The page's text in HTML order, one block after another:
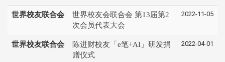
世界校友联合会
世界校友会联合会 第13届第2
次会员代表大会
2022-11-05
世界校友联合会
陈进财校友「e笔+AI」研发捐
赠仪式
2022-04-01